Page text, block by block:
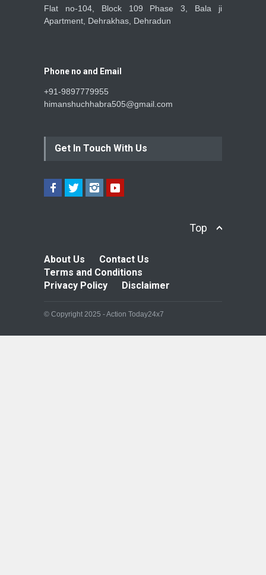
Flat no-104, Block 109 Phase 3, Bala ji
Apartment, Dehrakhas, Dehradun
Phone no and Email
+91-9897779955
himanshuchhabra505@gmail.com
Get In Touch With Us
Top
About Us
Contact Us
Terms and Conditions
Privacy Policy
Disclaimer
© Copyright 2025 - Action Today24x7